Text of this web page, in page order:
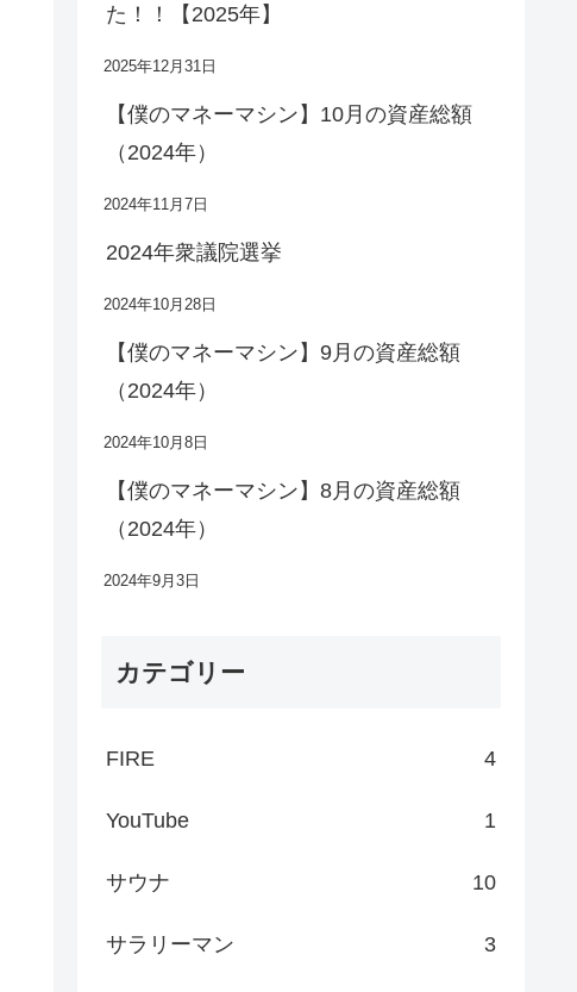
た！！【2025年】
2025年12月31日
【僕のマネーマシン】10月の資産総額
（2024年）
2024年11月7日
2024年衆議院選挙
2024年10月28日
【僕のマネーマシン】9月の資産総額
（2024年）
2024年10月8日
【僕のマネーマシン】8月の資産総額
（2024年）
2024年9月3日
カテゴリー
FIRE 4
YouTube 1
サウナ 10
サラリーマン 3